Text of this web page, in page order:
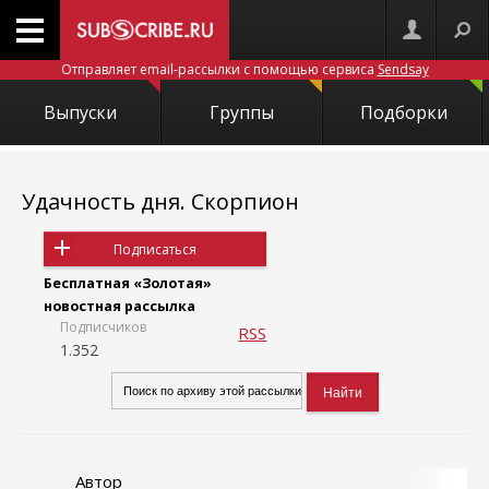
Отправляет email-рассылки с помощью сервиса Sendsay
Выпуски Группы Подборки
Удачность дня. Скорпион
Подписаться
Бесплатная «Золотая»
новостная рассылка
Подписчиков
1.352
RSS
Автор